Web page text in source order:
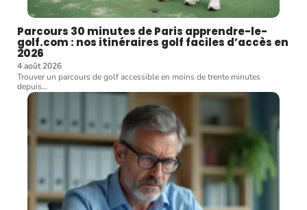
Parcours 30 minutes de Paris apprendre-le-
golf.com : nos itinéraires golf faciles d’accès en
2026
4 août 2026
Trouver un parcours de golf accessible en moins de trente minutes
depuis…